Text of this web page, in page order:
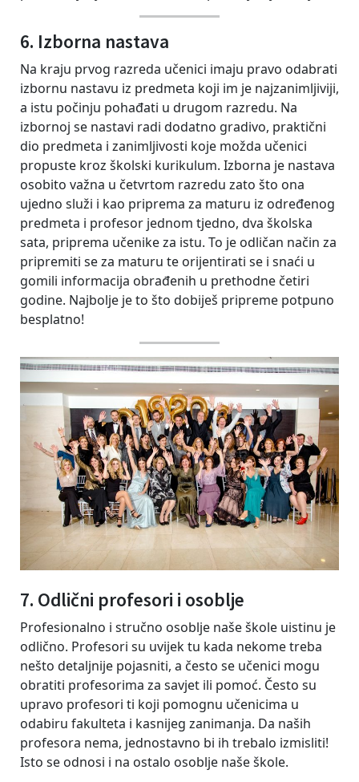
6. Izborna nastava
Na kraju prvog razreda učenici imaju pravo odabrati
izbornu nastavu iz predmeta koji im je najzanimljiviji,
a istu počinju pohađati u drugom razredu. Na
izbornoj se nastavi radi dodatno gradivo, praktični
dio predmeta i zanimljivosti koje možda učenici
propuste kroz školski kurikulum. Izborna je nastava
osobito važna u četvrtom razredu zato što ona
ujedno služi i kao priprema za maturu iz određenog
predmeta i profesor jednom tjedno, dva školska
sata, priprema učenike za istu. To je odličan način za
pripremiti se za maturu te orijentirati se i snaći u
gomili informacija obrađenih u prethodne četiri
godine. Najbolje je to što dobiješ pripreme potpuno
besplatno!
7. Odlični profesori i osoblje
Profesionalno i stručno osoblje naše škole uistinu je
odlično. Profesori su uvijek tu kada nekome treba
nešto detaljnije pojasniti, a često se učenici mogu
obratiti profesorima za savjet ili pomoć. Često su
upravo profesori ti koji pomognu učenicima u
odabiru fakulteta i kasnijeg zanimanja. Da naših
profesora nema, jednostavno bi ih trebalo izmisliti!
Isto se odnosi i na ostalo osoblje naše škole.